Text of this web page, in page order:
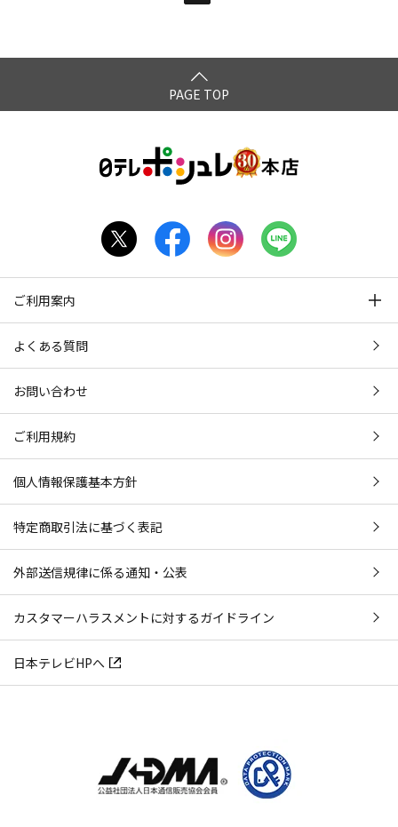
PAGE TOP
ご利用案内
よくある質問
お問い合わせ
ご利用規約
個人情報保護基本方針
特定商取引法に基づく表記
外部送信規律に係る通知・公表
カスタマーハラスメントに対するガイドライン
日本テレビHPへ